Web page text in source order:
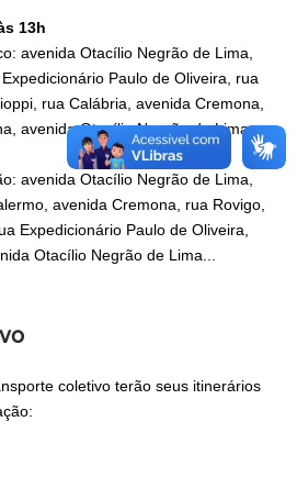
13h
avenida Otacílio Negrão de Lima,
Paulo de Oliveira, rua
rua Calábria, avenida Cremona,
avenida Otacílio Negrão de Lima...
avenida Otacílio Negrão de Lima,
avenida Cremona, rua Rovigo,
Expedicionário Paulo de Oliveira,
Otacílio Negrão de Lima...
coletivo terão seus itinerários